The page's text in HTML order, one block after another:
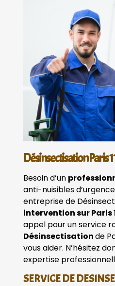
Désinsectisation Paris
Besoin d’un
anti-nuisibles
entreprise de
intervention sur Paris
appel pour un service
Désinsectisationde
vous aider. N’hésitez
expertise
SERVICE DE